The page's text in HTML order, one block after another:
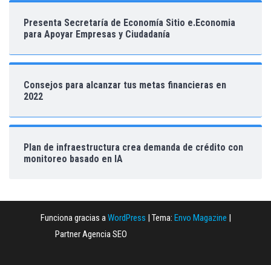
Presenta Secretaría de Economía Sitio e.Economia
para Apoyar Empresas y Ciudadanía
Consejos para alcanzar tus metas financieras en
2022
Plan de infraestructura crea demanda de crédito con
monitoreo basado en IA
Funciona gracias aWordPress Tema: Envo Magazine
Partner Agencia SEO